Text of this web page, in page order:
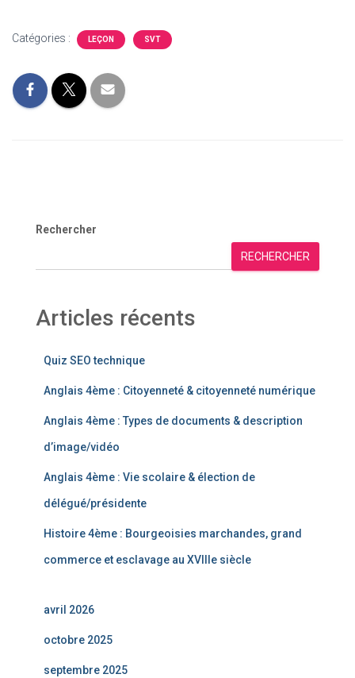
Catégories : LEÇON SVT
Rechercher
RECHERCHER
Articles récents
Quiz SEO technique
Anglais 4ème : Citoyenneté & citoyenneté numérique
Anglais 4ème : Types de documents & description
d’image/vidéo
Anglais 4ème : Vie scolaire & élection de
délégué/présidente
Histoire 4ème : Bourgeoisies marchandes, grand
commerce et esclavage au XVIIIe siècle
avril 2026
octobre 2025
septembre 2025